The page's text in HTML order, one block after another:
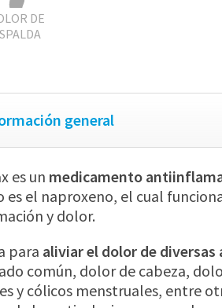
DE
general
es un medicamento
es el naproxeno, el cual
y dolor.
para aliviar el dolor de diversas
común, dolor de cabeza,
y cólicos menstruales, entre